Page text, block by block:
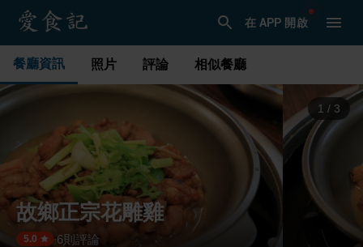
在 APP 開啟
餐廳資訊 照片 評論 相似餐廳
1 / 3
故鄉正宗花雕雞
5.0 ·6則評論